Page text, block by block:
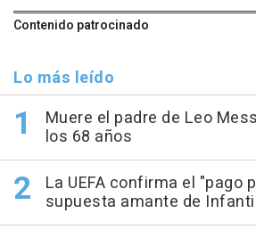
Contenido patrocinado
Lo más leído
Muere el padre de Leo
los 68 años
La UEFA confirma el "pago
supuesta amante de